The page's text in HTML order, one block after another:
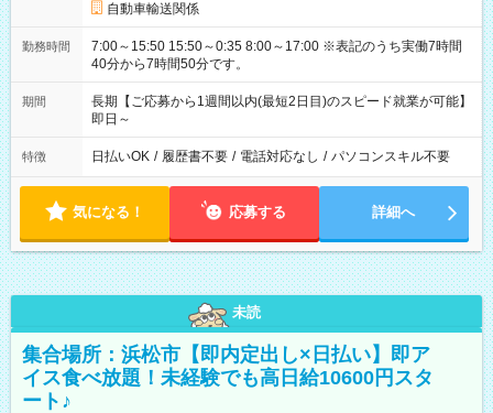
自動車輸送関係
勤務時間
7:00～15:50 15:50～0:35 8:00～17:00 ※表記のうち実働7時間
40分から7時間50分です。
期間
長期【ご応募から1週間以内(最短2日目)のスピード就業が可能】
即日～
特徴 日払いOK / 履歴書不要 / 電話対応なし / パソコンスキル不要
気になる！ 応募する 詳細へ
未読
集合場所：浜松市【即内定出し×日払い】即ア
イス食べ放題！未経験でも高日給10600円スタ
ート♪